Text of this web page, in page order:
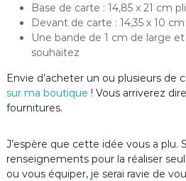
Base de carte : 14,85 x 21 cm
Devant de carte : 14,35 x 10 cm
Une bande de 1 cm de large
souhaitez
Envie d’acheter un ou plusieurs de
sur ma boutique ! Vous arriverez
fournitures.
J’espère que cette idée vous a plu.
renseignements pour la réaliser
ou vous équiper, je serai ravie de